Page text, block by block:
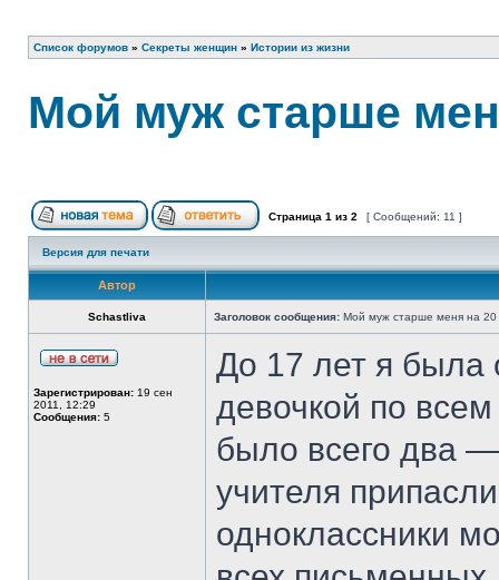
Список форумов » Секреты женщин » Истории из жизни
Мой муж старше
Страница 1 из 2 [ Сообщений: 11 ]
Версия для печати
Автор
Schastliva Заголовок сообщения: Мой муж старше меня на 20
Зарегистрирован: 19 сен
2011, 12:29
Сообщения: 5
До 17 лет я была
девочкой по
было всего два
учителя
одноклассники